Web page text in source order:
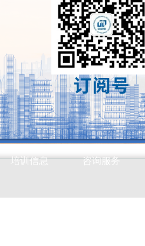
培训信息 咨询服务